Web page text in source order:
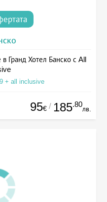
Гранд Хотел Банско с All
+ all inclusive
95€ / 185.80
лв.